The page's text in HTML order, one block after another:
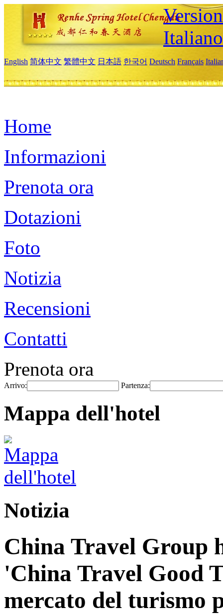
Italiano
English 简体中文 繁體中文 日本語 한국어 Deutsch Français
Home
Informazioni
Prenota ora
Dotazioni
Foto
Notizia
Recensioni
Contatti
Prenota ora
Arrivo: Partenza:
Mappa dell'hotel
Notizia
China Travel Group
'China Travel Good
mercato del turismo